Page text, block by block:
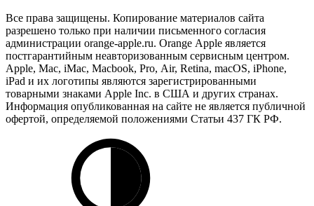
Все права защищены. Копирование материалов сайта
разрешено только при наличии письменного согласия
администрации orange-apple.ru. Orange Apple является
постгарантийным неавторизованным сервисным центром.
Apple, Mac, iMac, Macbook, Pro, Air, Retina, macOS, iPhone,
iPad и их логотипы являются зарегистрированными
товарными знаками Apple Inc. в США и других странах.
Информация опубликованная на сайте не является публичной
офертой, определяемой положениями Статьи 437 ГК РФ.